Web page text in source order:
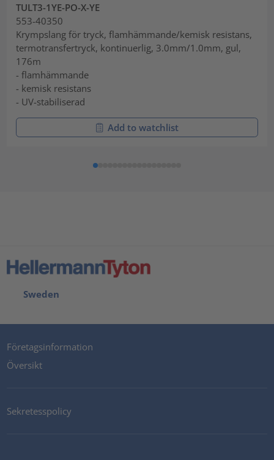
TULT3-1YE-PO-X-YE
553-40350
Krympslang för tryck, flamhämmande/kemisk resistans,
termotransfertryck, kontinuerlig, 3.0mm/1.0mm, gul,
176m
- flamhämmande
- kemisk resistans
- UV-stabiliserad
Add to watchlist
Sweden
Företagsinformation
Översikt
Sekretesspolicy